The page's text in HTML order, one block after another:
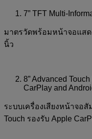
7” TFT Multi-
มาตรวัดพร้อมหน้าจอแส
นิ้ว
8” Advanced
CarPlay and
ระบบเครื่องเสียงหน้าจอ
Touch รองรับ Apple